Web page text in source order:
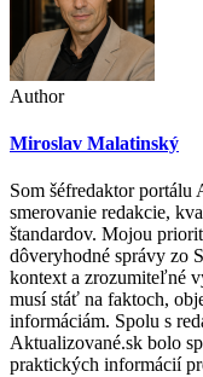
Author
Miroslav Malatinský
Som šéfredaktor portálu
smerovanie redakcie,
štandardov. Mojou
dôveryhodné správy zo
kontext a zrozumiteľné
musí stáť na faktoch,
informáciám. Spolu s
Aktualizované.sk bolo
praktických informácií